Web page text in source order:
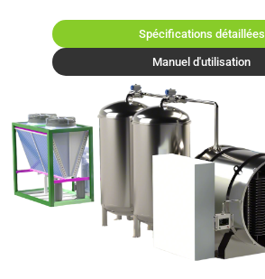
Spécifications détaillées
Manuel d'utilisation